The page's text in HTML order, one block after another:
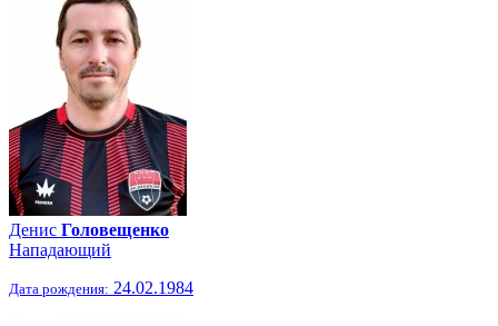
Денис Головещенко
Нападающий
Дата рождения: 24.02.1984